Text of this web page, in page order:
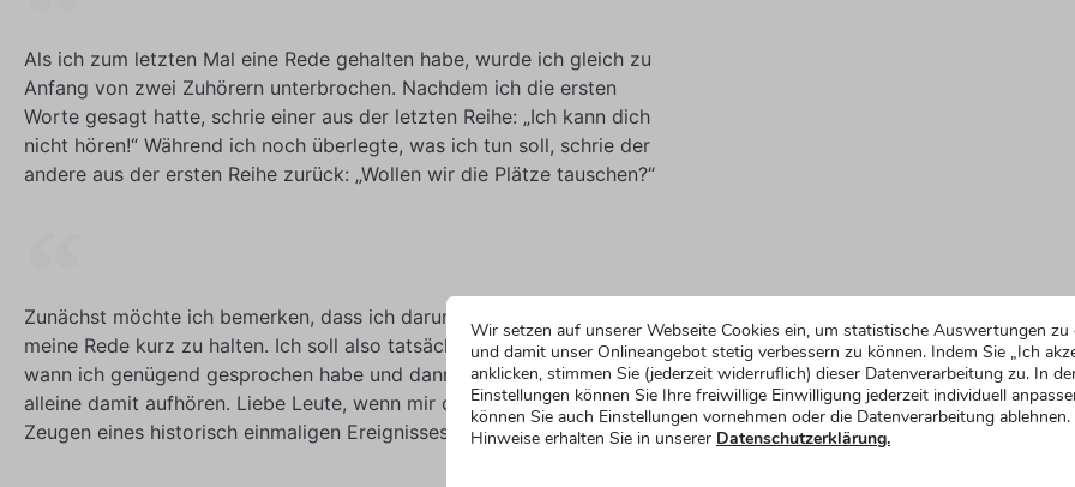
Als ich zum letzten Mal eine Rede gehalten habe, wurde ich gleich zu
Anfang von zwei Zuhörern unterbrochen. Nachdem ich die ersten
Worte gesagt hatte, schrie einer aus der letzten Reihe: „Ich kann dich
nicht hören!“ Während ich noch überlegte, was ich tun soll, schrie der
andere aus der ersten Reihe zurück: „Wollen wir die Plätze tauschen?“
Zunächst möchte ich bemerken, dass ich darum gebeten wurde,
meine Rede kurz zu halten. Ich soll also tatsächlich selbst erkennen,
wann ich genügend gesprochen habe und dann auch noch von ganz
alleine damit aufhören. Liebe Leute, wenn mir das gelingt, werdet ihr
Zeugen eines historisch einmaligen Ereignisses.
Wir setzen auf unserer Webseite Cookies ein, um statistische Auswertungen zu
und damit unser Onlineangebot stetig verbessern zu können. Indem Sie „Ich
anklicken, stimmen Sie (jederzeit widerruflich) dieser Datenverarbeitung zu. In
Einstellungen können Sie Ihre freiwillige Einwilligung jederzeit individuell
können Sie auch Einstellungen vornehmen oder die Datenverarbeitung ablehnen.
Hinweise erhalten Sie in unserer Datenschutzerklärung.